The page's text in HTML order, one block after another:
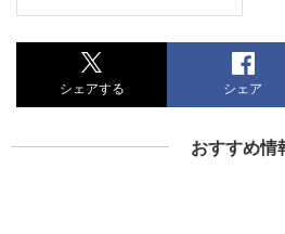
シェアする シェア
おすすめ情